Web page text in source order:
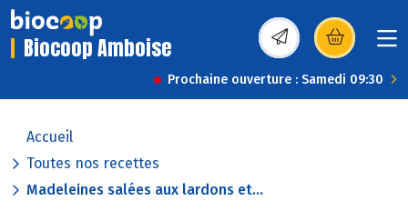
Biocoop Amboise (s’ouvre dans une
Prochaine ouverture : Samedi 09:30
Accueil
Toutes nos recettes
Madeleines salées aux lardons et...